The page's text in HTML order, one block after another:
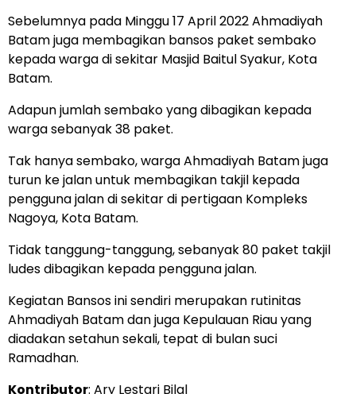
Sebelumnya pada Minggu 17 April 2022 Ahmadiyah
Batam juga membagikan bansos paket sembako
kepada warga di sekitar Masjid Baitul Syakur, Kota
Batam.
Adapun jumlah sembako yang dibagikan kepada
warga sebanyak 38 paket.
Tak hanya sembako, warga Ahmadiyah Batam juga
turun ke jalan untuk membagikan takjil kepada
pengguna jalan di sekitar di pertigaan Kompleks
Nagoya, Kota Batam.
Tidak tanggung-tanggung, sebanyak 80 paket takjil
ludes dibagikan kepada pengguna jalan.
Kegiatan Bansos ini sendiri merupakan rutinitas
Ahmadiyah Batam dan juga Kepulauan Riau yang
diadakan setahun sekali, tepat di bulan suci
Ramadhan.
Kontributor: Ary Lestari Bilal